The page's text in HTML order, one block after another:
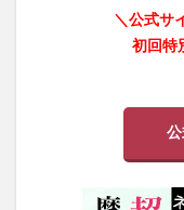
＼公式サ
初回特
公